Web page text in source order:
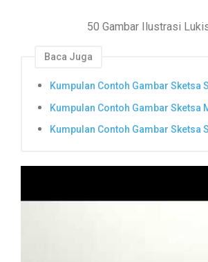
50 Gambar Ilustrasi
Baca Juga
Kumpulan Contoh Gambar Sketsa
Kumpulan Contoh Gambar Sketsa
Kumpulan Contoh Gambar Sketsa